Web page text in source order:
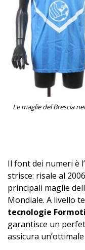
Le maglie del Brescia
Il font dei numeri è
strisce: risale al
principali maglie
Mondiale. A livello
tecnologie
garantisce un
assicura